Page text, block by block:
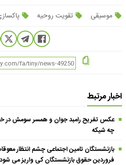
موسیقی تقویت روحیه
اخبار مرتبط
عکس تفریح رامبد جوان و همسر سومش در
چه شیکه
فروردین حقوق بازنشستگان کی واریز می